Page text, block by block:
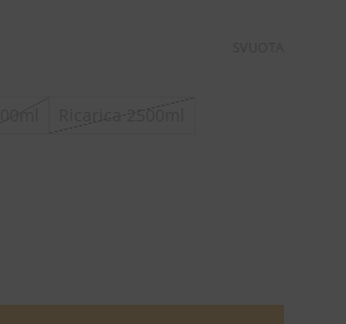
500ml
Ricarica 2500ml